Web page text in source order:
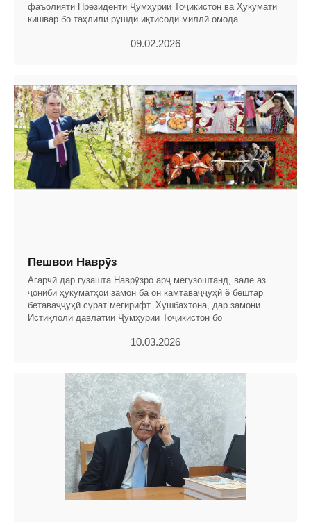
фаъолияти Президенти Ҷумҳурии Тоҷикистон ва Ҳукумати
кишвар бо таҳлили рушди иқтисоди миллӣ омода
09.02.2026
Пешвои Наврӯз
Агарчӣ дар гузашта Наврӯзро арҷ мегузоштанд, вале аз
ҷониби ҳукуматҳои замон ба он камтаваҷҷуҳӣ ё бештар
бетаваҷҷуҳӣ сурат мегирифт. Хушбахтона, дар замони
Истиқлоли давлатии Ҷумҳурии Тоҷикистон бо
10.03.2026